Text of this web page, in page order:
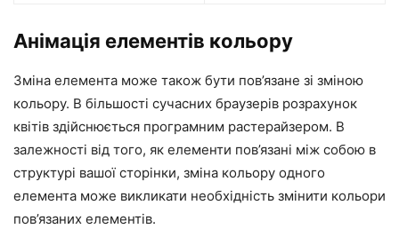
Анімація елементів кольору
Зміна елемента може також бути пов’язане зі зміною
кольору. В більшості сучасних браузерів розрахунок
квітів здійснюється програмним растерайзером. В
залежності від того, як елементи пов’язані між собою в
структурі вашої сторінки, зміна кольору одного
елемента може викликати необхідність змінити кольори
пов’язаних елементів.